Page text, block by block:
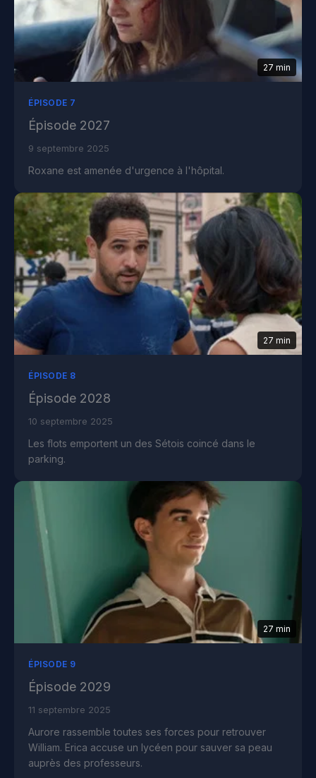
27 min
ÉPISODE 7
Épisode 2027
9 septembre 2025
Roxane est amenée d'urgence à l'hôpital.
27 min
ÉPISODE 8
Épisode 2028
10 septembre 2025
Les flots emportent un des Sétois coincé dans le
parking.
27 min
ÉPISODE 9
Épisode 2029
11 septembre 2025
Aurore rassemble toutes ses forces pour retrouver
William. Erica accuse un lycéen pour sauver sa peau
auprès des professeurs.